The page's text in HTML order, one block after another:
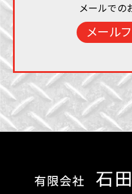
メールでの
メール